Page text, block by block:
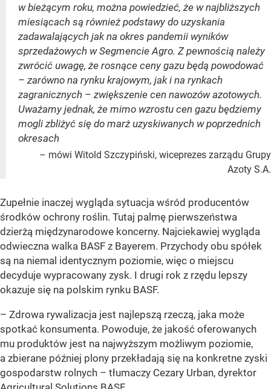
w bieżącym roku, można powiedzieć, że w najbliższych
miesiącach są również podstawy do uzyskania
zadawalających jak na okres pandemii wyników
sprzedażowych w Segmencie Agro. Z pewnością należy
zwrócić uwagę, że rosnące ceny gazu będą powodować
– zarówno na rynku krajowym, jak i na rynkach
zagranicznych – zwiększenie cen nawozów azotowych.
Uważamy jednak, że mimo wzrostu cen gazu będziemy
mogli zbliżyć się do marż uzyskiwanych w poprzednich
okresach
– mówi Witold Szczypiński, wiceprezes zarządu Grupy
Azoty S.A.
Zupełnie inaczej wygląda sytuacja wśród producentów
środków ochrony roślin. Tutaj palmę pierwszeństwa
dzierżą międzynarodowe koncerny. Najciekawiej wygląda
odwieczna walka BASF z Bayerem. Przychody obu spółek
są na niemal identycznym poziomie, więc o miejscu
decyduje wypracowany zysk. I drugi rok z rzędu lepszy
okazuje się na polskim rynku BASF.
– Zdrowa rywalizacja jest najlepszą rzeczą, jaka może
spotkać konsumenta. Powoduje, że jakość oferowanych
mu produktów jest na najwyższym możliwym poziomie,
a zbierane później plony przekładają się na konkretne zyski
gospodarstw rolnych – tłumaczy Cezary Urban, dyrektor